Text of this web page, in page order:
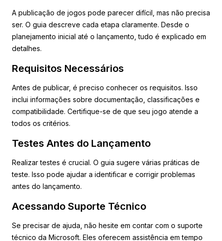
A publicação de jogos pode parecer difícil, mas não precisa
ser. O guia descreve cada etapa claramente. Desde o
planejamento inicial até o lançamento, tudo é explicado em
detalhes.
Requisitos Necessários
Antes de publicar, é preciso conhecer os requisitos. Isso
inclui informações sobre documentação, classificações e
compatibilidade. Certifique-se de que seu jogo atende a
todos os critérios.
Testes Antes do Lançamento
Realizar testes é crucial. O guia sugere várias práticas de
teste. Isso pode ajudar a identificar e corrigir problemas
antes do lançamento.
Acessando Suporte Técnico
Se precisar de ajuda, não hesite em contar com o suporte
técnico da Microsoft. Eles oferecem assistência em tempo